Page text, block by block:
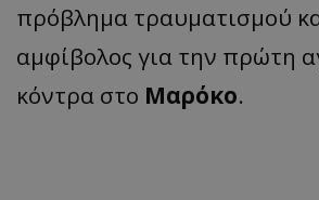
πρόβλημα τραυματισμού
αμφίβολος για την πρώτη
κόντρα στο Μαρόκο.